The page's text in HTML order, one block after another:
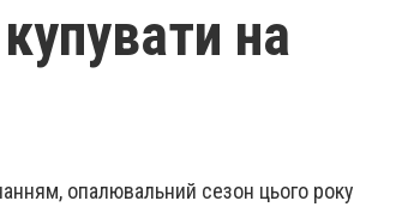
на
опалювальний сезон цього року